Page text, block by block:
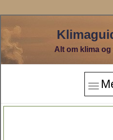
Alt om klima